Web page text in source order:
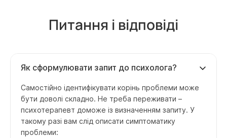
Питання і відповіді
Як сформулювати запит до психолога?
Самостійно ідентифікувати корінь проблеми може
бути доволі складно. Не треба переживати –
психотерапевт доможе із визначенням запиту. У
такому разі вам слід описати симптоматику
проблеми: